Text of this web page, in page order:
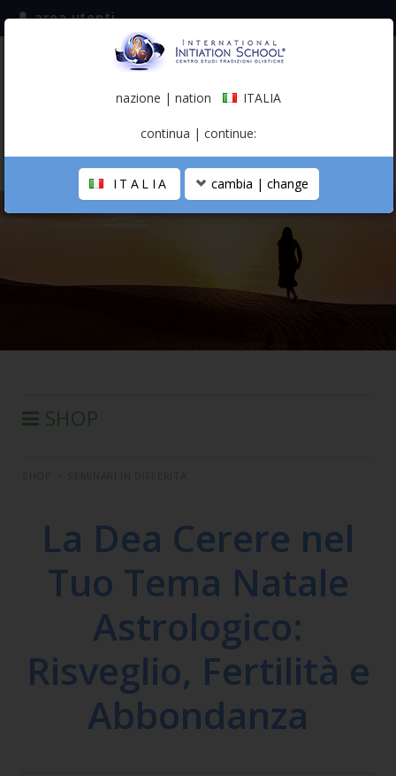
iscriviti alla mailing list
(italiano)
area utenti
LA SCUOLA
SHOP
SEMINARI IN DIFFERITA
LIBRI
La Dea Cerere nel
Tuo Tema Natale
Astrologico:
Risveglio, Fertilità e
Abbondanza
nazione | nation ITALIA
continua | continue:
ITALIA cambia | change